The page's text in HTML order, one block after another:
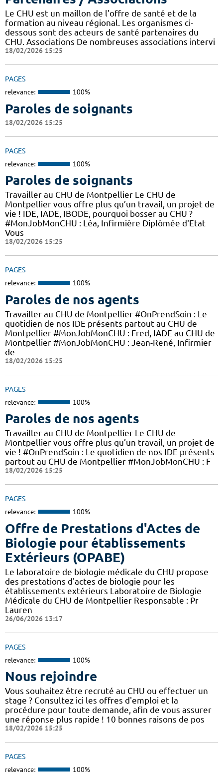
Le CHU est un maillon de l'offre de santé et de la
formation au niveau régional. Les organismes ci-
dessous sont des acteurs de santé partenaires du
CHU. Associations De nombreuses associations intervi
18/02/2026 15:25
PAGES
relevance: 100%
Paroles de soignants
18/02/2026 15:25
PAGES
relevance: 100%
Paroles de soignants
Travailler au CHU de Montpellier Le CHU de
Montpellier vous offre plus qu’un travail, un projet de
vie ! IDE, IADE, IBODE, pourquoi bosser au CHU ?
#MonJobMonCHU : Léa, Infirmière Diplômée d'Etat
Vous
18/02/2026 15:25
PAGES
relevance: 100%
Paroles de nos agents
Travailler au CHU de Montpellier #OnPrendSoin : Le
quotidien de nos IDE présents partout au CHU de
Montpellier #MonJobMonCHU : Fred, IADE au CHU de
Montpellier #MonJobMonCHU : Jean-René, Infirmier
de
18/02/2026 15:25
PAGES
relevance: 100%
Paroles de nos agents
Travailler au CHU de Montpellier Le CHU de
Montpellier vous offre plus qu’un travail, un projet de
vie ! #OnPrendSoin : Le quotidien de nos IDE présents
partout au CHU de Montpellier #MonJobMonCHU : F
18/02/2026 15:25
PAGES
relevance: 100%
Offre de Prestations d'Actes de
Biologie pour établissements
Extérieurs (OPABE)
Le laboratoire de biologie médicale du CHU propose
des prestations d'actes de biologie pour les
établissements extérieurs Laboratoire de Biologie
Médicale du CHU de Montpellier Responsable : Pr
Lauren
26/06/2026 13:17
PAGES
relevance: 100%
Nous rejoindre
Vous souhaitez être recruté au CHU ou effectuer un
stage ? Consultez ici les offres d'emploi et la
procédure pour toute demande, afin de vous assurer
une réponse plus rapide ! 10 bonnes raisons de pos
18/02/2026 15:25
PAGES
relevance: 100%